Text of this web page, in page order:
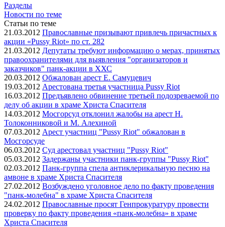
Разделы
Новости по теме
Статьи по теме
21.03.2012 Православные призывают привлечь причастных к
акции «Pussy Riot» по ст. 282
21.03.2012 Депутаты требуют информацию о мерах, принятых
правоохранителями для выявления "организаторов и
заказчиков" панк-акции в ХХС
20.03.2012 Обжалован арест Е. Самуцевич
19.03.2012 Арестована третья участница Pussy Riot
16.03.2012 Предъявлено обвинение третьей подозреваемой по
делу об акции в храме Христа Спасителя
14.03.2012 Мосгорсуд отклонил жалобы на арест Н.
Толоконниковой и М. Алехиной
07.03.2012 Арест участниц "Pussy Riot" обжалован в
Мосгорсуде
06.03.2012 Суд арестовал участниц "Pussy Riot"
05.03.2012 Задержаны участники панк-группы "Pussy Riot"
02.03.2012 Панк-группа спела антиклерикальную песню на
амвоне в храме Христа Спасителя
27.02.2012 Возбуждено уголовное дело по факту проведения
"панк-молебна" в храме Христа Спасителя
24.02.2012 Православные просят Генпрокуратуру провести
проверку по факту проведения «панк-молебна» в храме
Христа Спасителя